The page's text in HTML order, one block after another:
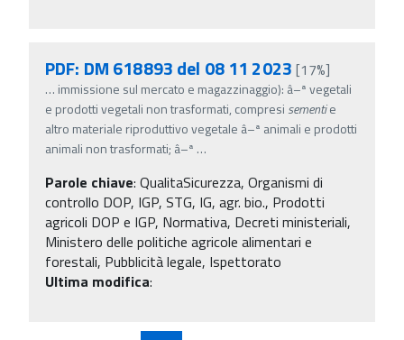
PDF: DM 618893 del 08 11 2023 [17%]
… immissione sul mercato e magazzinaggio): â–ª vegetali
e prodotti vegetali non trasformati, compresi sementie
altro materiale riproduttivo vegetale â–ª animali e prodotti
animali non trasformati; â–ª …
Parole chiave: QualitaSicurezza, Organismi di
controllo DOP, IGP, STG, IG, agr. bio., Prodotti
agricoli DOP e IGP, Normativa, Decreti ministeriali,
Ministero delle politiche agricole alimentari e
forestali, Pubblicità legale, Ispettorato
Ultima modifica: